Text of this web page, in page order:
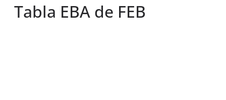
Tabla EBA de FEB